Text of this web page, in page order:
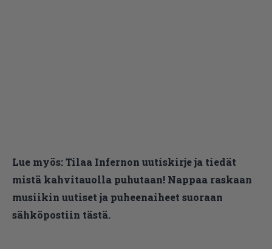
Lue myös:Tilaa Infernon uutiskirje ja tiedät
mistä kahvitauolla puhutaan! Nappaa raskaan
musiikin uutiset ja puheenaiheet suoraan
sähköpostiin tästä.